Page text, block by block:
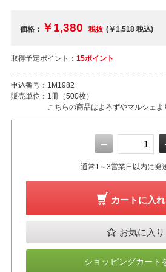
価格： ￥1,380 税抜 (￥1,518税込)
取得予定ポイント： 15ポイント
申込番号： 1M1982
販売単位： 1冊（500枚）
こちらの商品はよろずやマルシェ
－
通常1～3営業日以内に発
カートに入
お気に入り
ショッピングカート